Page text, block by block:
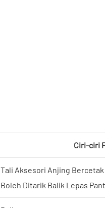
Ciri-ciri
Tali Aksesori Anjing Bercetak
Boleh Ditarik Balik Lepas